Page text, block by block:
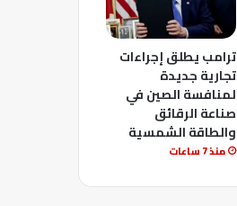
ترامب يطلق إجراءات
تجارية جديدة
لمنافسة الصين في
صناعة الرقائق
والطاقة الشمسية
منذ 7 ساعات